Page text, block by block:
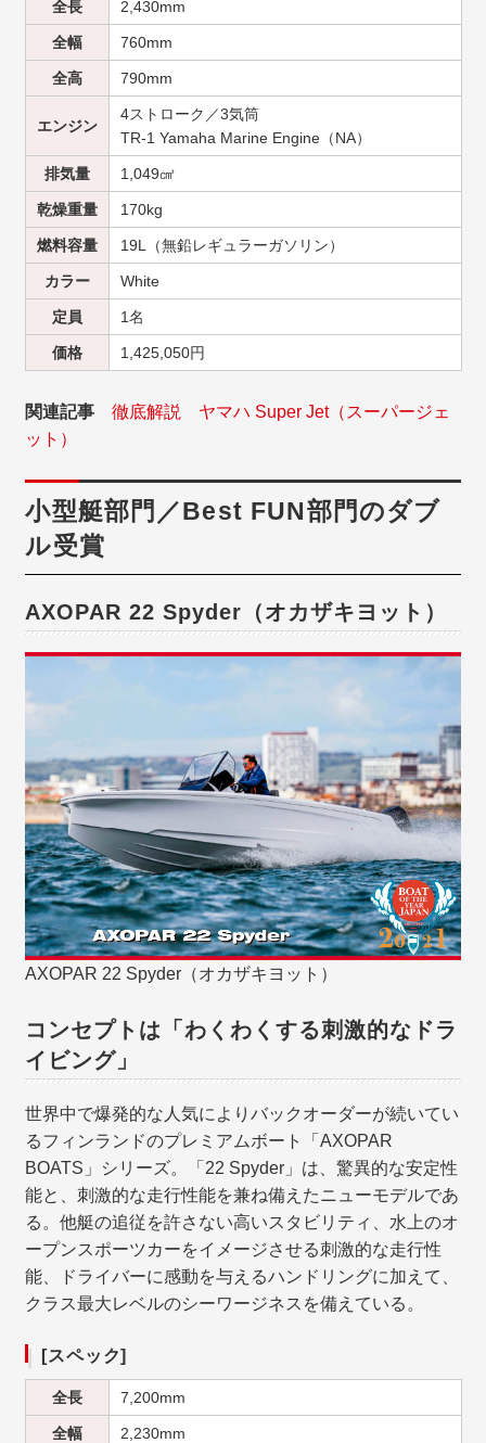
全長 2,430mm
全幅 760mm
全高 790mm
エンジン
4ストローク／3気筒
TR-1 Yamaha Marine Engine（NA）
排気量 1,049㎤
乾燥重量 170kg
燃料容量 19L（無鉛レギュラーガソリン）
カラー White
定員 1名
価格 1,425,050円
関連記事
徹底解説 ヤマハ Super Jet（スーパージェ
ット）
小型艇部門／Best FUN部門のダブ
ル受賞
AXOPAR 22 Spyder（オカザキヨット）
AXOPAR 22 Spyder（オカザキヨット）
コンセプトは「わくわくする刺激的なドラ
イビング」
世界中で爆発的な人気によりバックオーダーが続いてい
るフィンランドのプレミアムボート「AXOPAR
BOATS」シリーズ。「22 Spyder」は、驚異的な安定性
能と、刺激的な走行性能を兼ね備えたニューモデルであ
る。他艇の追従を許さない高いスタビリティ、水上のオ
ープンスポーツカーをイメージさせる刺激的な走行性
能、ドライバーに感動を与えるハンドリングに加えて、
クラス最大レベルのシーワージネスを備えている。
[スペック]
全長 7,200mm
全幅 2,230mm